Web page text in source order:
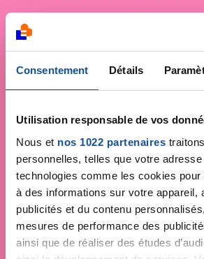
Consentement Détails
Utilisation responsable de vos
Nous et nos 1022 partenaires
personnelles, telles que votre
technologies comme les cookies
à des informations sur votre appareil,
publicités et du contenu
mesures de performance des
ainsi que de réaliser des études